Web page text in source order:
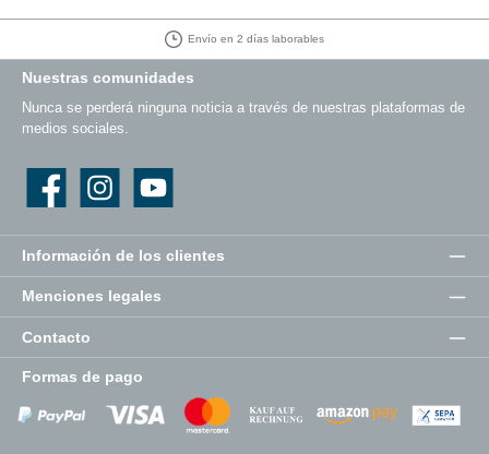
30 días de derecho de devolución
Información de los clientes
Menciones legales
Contacto
Nuestras comunidades
Nunca se perderá ninguna noticia a través de nuestras plataformas de
medios sociales.
Instagram YouTube
Formas de pago
Zahlungsanbieter Zahlungsanbieter